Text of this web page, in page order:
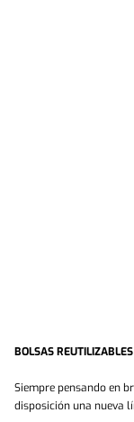
BOLSAS
Siempre pensando en
disposición una nueva